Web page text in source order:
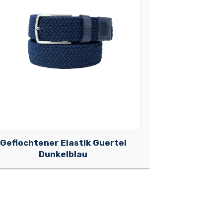
Geflochtener Elastik Guertel
Dunkelblau